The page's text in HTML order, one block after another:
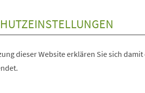
dieser Website erklären Sie sich